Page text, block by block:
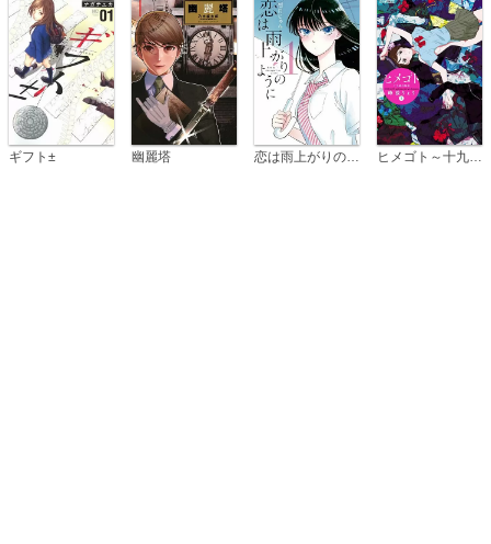
ギフト± 幽麗塔 恋は雨上がりのように ヒメゴト～十九歳の制服～